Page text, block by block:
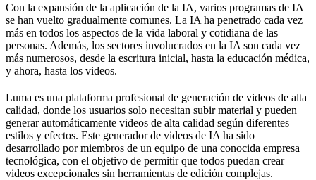
Con la expansión de la aplicación de la IA, varios programas de IA
se han vuelto gradualmente comunes. La IA ha penetrado cada vez
más en todos los aspectos de la vida laboral y cotidiana de las
personas. Además, los sectores involucrados en la IA son cada vez
más numerosos, desde la escritura inicial, hasta la educación médica,
y ahora, hasta los videos.
Luma es una plataforma profesional de generación de videos de alta
calidad, donde los usuarios solo necesitan subir material y pueden
generar automáticamente videos de alta calidad según diferentes
estilos y efectos. Este generador de videos de IA ha sido
desarrollado por miembros de un equipo de una conocida empresa
tecnológica, con el objetivo de permitir que todos puedan crear
videos excepcionales sin herramientas de edición complejas.